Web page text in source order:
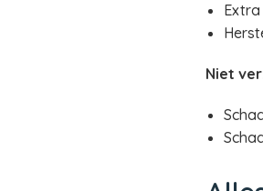
Niet